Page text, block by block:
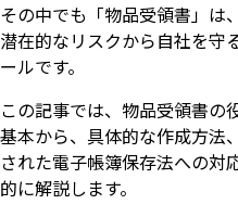
その中でも「物品受領書」は
潜在的なリスクから自社を守
ールです。
この記事では、物品受領書の
基本から、具体的な作成方法
された電子帳簿保存法への対
的に解説します。